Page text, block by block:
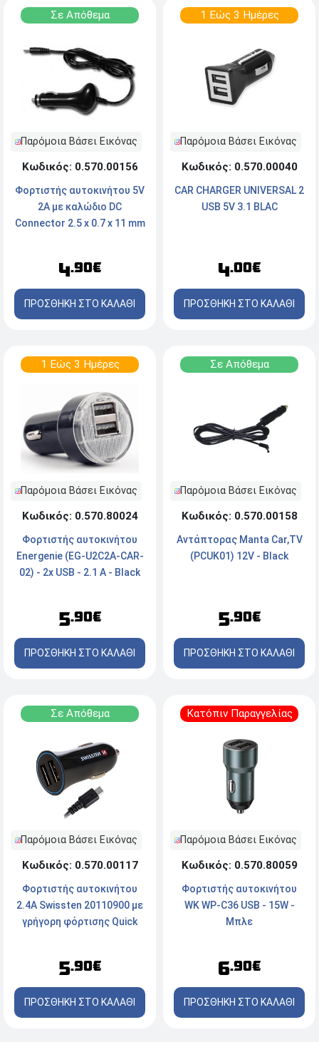
Σε Απόθεμα
Παρόμοια Βάσει Εικόνας
Κωδικός: 0.570.00156
Φορτιστής αυτοκινήτου 5V
2A με καλώδιο DC
Connector 2.5 x 0.7 x 11 mm
4.90€
ΠΡΟΣΘΗΚΗ ΣΤΟ ΚΑΛΑΘΙ
1 Εώς 3 Ημέρες
Παρόμοια Βάσει Εικόνας
Κωδικός: 0.570.00040
CAR CHARGER UNIVERSAL 2
USB 5V 3.1 BLAC
4.00€
ΠΡΟΣΘΗΚΗ ΣΤΟ ΚΑΛΑΘΙ
1 Εώς 3 Ημέρες
Παρόμοια Βάσει Εικόνας
Κωδικός: 0.570.80024
Φορτιστής αυτοκινήτου
Energenie (EG-U2C2A-CAR-
02) - 2x USB - 2.1 A - Black
5.90€
ΠΡΟΣΘΗΚΗ ΣΤΟ ΚΑΛΑΘΙ
Σε Απόθεμα
Παρόμοια Βάσει Εικόνας
Κωδικός: 0.570.00158
Αντάπτορας Manta Car,TV
(PCUK01) 12V - Black
5.90€
ΠΡΟΣΘΗΚΗ ΣΤΟ ΚΑΛΑΘΙ
Σε Απόθεμα
Παρόμοια Βάσει Εικόνας
Κωδικός: 0.570.00117
Φορτιστής αυτοκινήτου
2.4A Swissten 20110900 με
γρήγορη φόρτισης Quick
5.90€
ΠΡΟΣΘΗΚΗ ΣΤΟ ΚΑΛΑΘΙ
Κατόπιν Παραγγελίας
Παρόμοια Βάσει Εικόνας
Κωδικός: 0.570.80059
Φορτιστής αυτοκινήτου
WK WP-C36 USB - 15W -
Μπλε
6.90€
ΠΡΟΣΘΗΚΗ ΣΤΟ ΚΑΛΑΘΙ